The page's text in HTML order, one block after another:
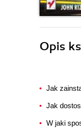
Opis
Jak
Jak
W jaki